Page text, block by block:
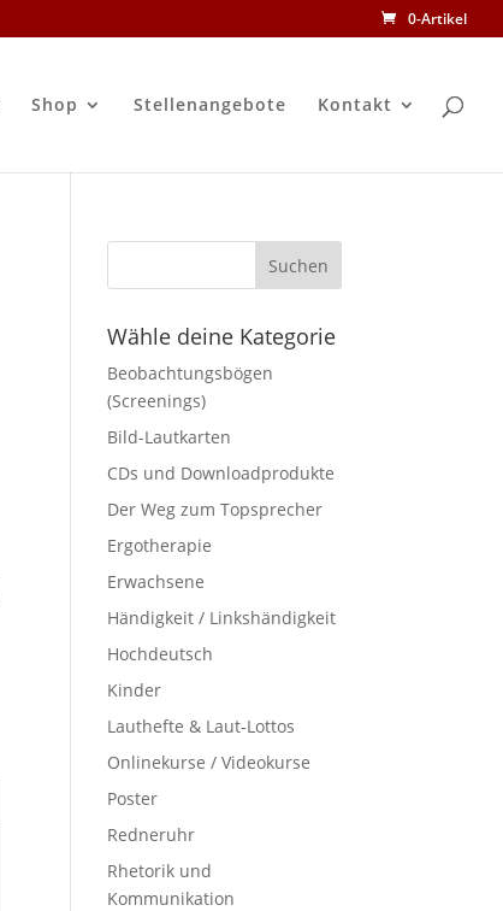
0-Artikel
Shop Stellenangebote Kontakt
Wähle deine Kategorie
Beobachtungsbögen
(Screenings)
Bild-Lautkarten
CDs und Downloadprodukte
Der Weg zum Topsprecher
Ergotherapie
Erwachsene
Händigkeit / Linkshändigkeit
Hochdeutsch
Kinder
Lauthefte & Laut-Lottos
Onlinekurse / Videokurse
Poster
Redneruhr
Rhetorik und
Kommunikation